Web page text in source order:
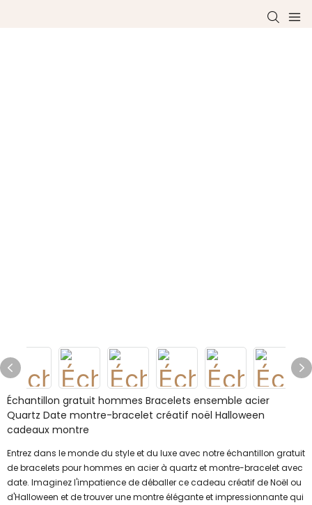
Échantillon gratuit hommes Bracelets ensemble acier
Quartz Date montre-bracelet créatif noël Halloween
cadeaux montre
Entrez dans le monde du style et du luxe avec notre échantillon gratuit
de bracelets pour hommes en acier à quartz et montre-bracelet avec
date. Imaginez l'impatience de déballer ce cadeau créatif de Noël ou
d'Halloween et de trouver une montre élégante et impressionnante qui